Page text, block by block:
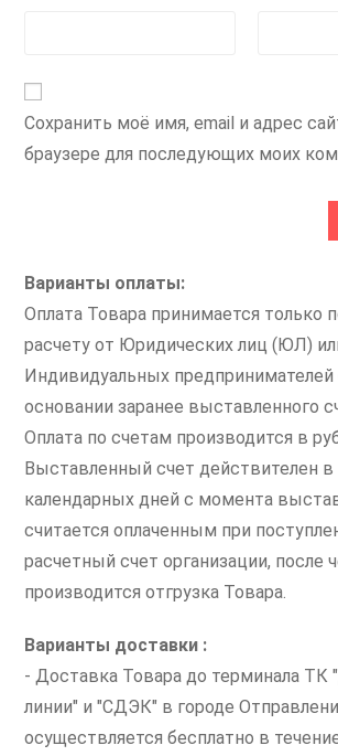
Сохранить моё имя, email и адрес
браузере для последующих моих
Варианты оплаты:
Оплата Товара принимается только
расчету от Юридических лиц (ЮЛ)
Индивидуальных
основании заранее выставленного
Оплата по счетам производится в
Выставленный счет действителен в
календарных дней с момента
считается оплаченным при
расчетный счет организации, после
производится отгрузка Товара.
Варианты доставки :
- Доставка Товара до терминала ТК
линии" и "СДЭК" в городе
осуществляется бесплатно в